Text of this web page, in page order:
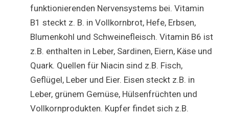
funktionierenden Nervensystems bei. Vitamin
B1 steckt z. B. in Vollkornbrot, Hefe, Erbsen,
Blumenkohl und Schweinefleisch. Vitamin B6 ist
z.B. enthalten in Leber, Sardinen, Eiern, Käse und
Quark. Quellen für Niacin sind z.B. Fisch,
Geflügel, Leber und Eier. Eisen steckt z.B. in
Leber, grünem Gemüse, Hülsenfrüchten und
Vollkornprodukten. Kupfer findet sich z.B.